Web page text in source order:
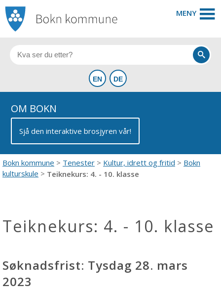
MENY
OM BOKN
Sjå den interaktive brosjyren vår!
Bokn kommune Tenester Kultur, idrett og fritid
Bokn
kulturskule
Teiknekurs: 4. - 10. klasse
Teiknekurs: 4. - 10. klasse
Søknadsfrist: Tysdag 28. mars
2023